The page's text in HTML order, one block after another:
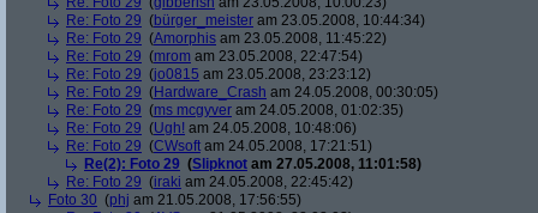
Re: Foto 29 (bürger_meister am 23.05.2008, 10:44:34)
Re: Foto 29 (Amorphis am 23.05.2008, 11:45:22)
Re: Foto 29 (mrom am 23.05.2008, 22:47:54)
Re: Foto 29 (jo0815 am 23.05.2008, 23:23:12)
Re: Foto 29 (Hardware_Crash am 24.05.2008, 00:30:05)
Re: Foto 29 (ms mcgyver am 24.05.2008, 01:02:35)
Re: Foto 29 (Ugh! am 24.05.2008, 10:48:06)
Re: Foto 29 (CWsoft am 24.05.2008, 17:21:51)
Re(2): Foto 29 (Slipknot am 27.05.2008, 11:01:58)
Re: Foto 29 (iraki am 24.05.2008, 22:45:42)
Foto 30 (phj am 21.05.2008, 17:56:55)